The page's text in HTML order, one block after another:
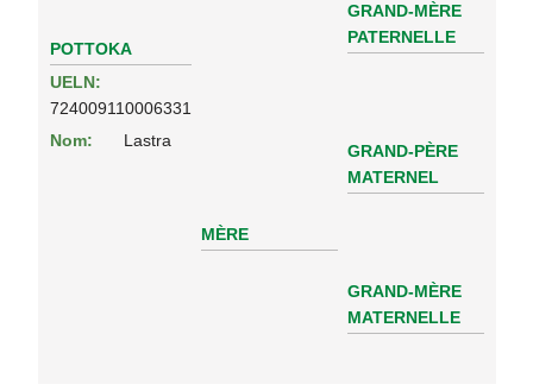
POTTOKA
UELN:
724009110006331
Nom:
Lastra
GRAND-MÈRE
PATERNELLE
MÈRE
GRAND-PÈRE
MATERNEL
GRAND-MÈRE
MATERNELLE